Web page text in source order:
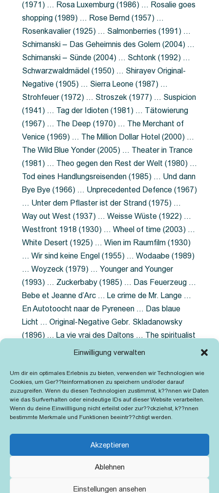
Einwilligung verwalten
Um dir ein optimales Erlebnis zu bieten, verwenden wir Technologien wie
Cookies, um Ger??teinformationen zu speichern und/oder darauf
zuzugreifen. Wenn du diesen Technologien zustimmst, k??nnen wir Daten
wie das Surfverhalten oder eindeutige IDs auf dieser Website verarbeiten.
Wenn du deine Einwillligung nicht erteilst oder zur??ckziehst, k??nnen
bestimmte Merkmale und Funktionen beeintr??chtigt werden.
Akzeptieren
Ablehnen
Einstellungen ansehen
(1971) … Rosa Luxemburg (1986) … Rosalie goes
shopping (1989) … Rose Bernd (1957) …
Rosenkavalier (1925) … Salmonberries (1991) …
Schimanski – Das Geheimnis des Golem (2004) …
Schimanski – Sünde (2004) … Schtonk (1992) …
Schwarzwaldmädel (1950) … Shirayev Original-
Negative (1905) … Sierra Leone (1987) …
Strohfeuer (1972) … Stroszek (1977) … Suspicion
(1941) … Tag der Idioten (1981) … Tätowierung
(1967) … The Deep (1970) … The Merchant of
Venice (1969) … The Million Dollar Hotel (2000) …
The Wild Blue Yonder (2005) … Theater in Trance
(1981) … Theo gegen den Rest der Welt (1980) …
Tod eines Handlungsreisenden (1985) … Und dann
Bye Bye (1966) … Unprecedented Defence (1967)
… Unter dem Pflaster ist der Strand (1975) …
Way out West (1937) … Weisse Wüste (1922) …
Westfront 1918 (1930) … Wheel of time (2003) …
White Desert (1925) … Wien im Raumfilm (1930)
… Wir sind keine Engel (1955) … Wodaabe (1989)
… Woyzeck (1979) … Younger and Younger
(1993) … Zuckerbaby (1985) … Das Feuerzeug …
Bebe et Jeanne d’Arc … Le crime de Mr. Lange …
En Autotoocht naar de Pyreneen … Das blaue
Licht … Original-Negative Gebr. Skladanowsky
(1896) … La vie vrai des Daltons … The spiritualist
photographer … Feuer im Fjord … The Song of the
Grubenlampe … Tolstoy … Grün ist die Heide …
Lady Hamilton … Mütter verzaget nicht …
Ruttmann Werbefilme